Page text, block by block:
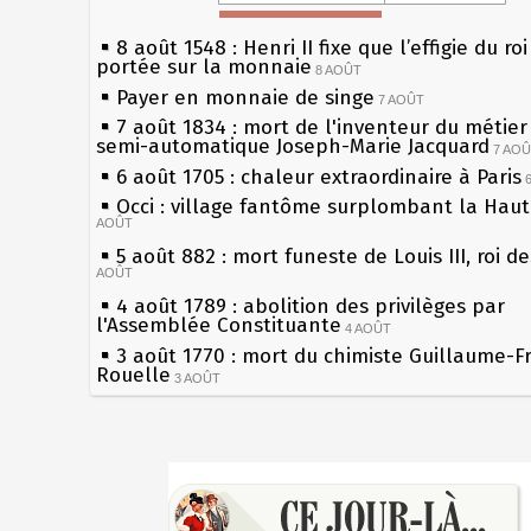
8 août 1548 : Henri II fixe que l’effigie du
portée sur la monnaie 8 AOÛT
Payer en monnaie de singe 7 AOÛT
7 août 1834 : mort de l'inventeur du
semi-automatique Joseph-Marie Jacquard 7
6 août 1705 : chaleur extraordinaire à Paris
Occi : village fantôme surplombant la
AOÛT
5 août 882 : mort funeste de Louis III, roi
AOÛT
4 août 1789 : abolition des privilèges par
l'Assemblée Constituante 4 AOÛT
3 août 1770 : mort du chimiste Guillaume-
Rouelle 3 AOÛT
Musée Jean de La Fontaine : réouverture
1er août 1589 : Henri III est poignardé à
par Jacques Clément, moine jacobin 1ER AOÛT
les siècles
27 mai 1610 : supplice de François